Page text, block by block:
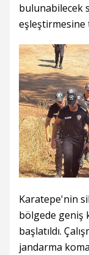
bulunabilecek
eşleştirmesine
Karatepe'nin
bölgede geniş
başlatıldı.
jandarma